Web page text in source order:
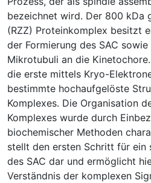
bezeichnet wird. Der 800 kDa
(RZZ) Proteinkomplex besitzt
der Formierung des SAC
Mikrotubuli an die
die erste mittels Kryo-
bestimmte hochaufgelöste
Komplexes. Die Organisation
Komplexes wurde durch
biochemischer Methoden
stellt den ersten Schritt für ein
des SAC dar und ermöglicht
Verständnis der komplexen